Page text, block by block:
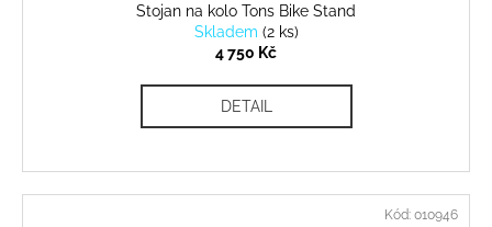
Stojan na kolo Tons Bike Stand
Skladem (2 ks)
4 750 Kč
DETAIL
Kód: 010946